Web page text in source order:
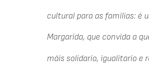
cultural para as familias: é
Margarida, que convida a
máis solidario, igualitario e